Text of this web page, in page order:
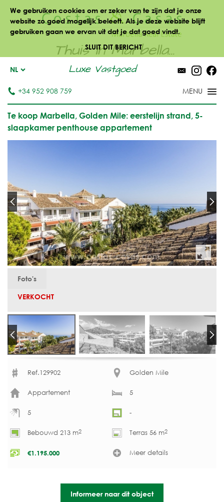
We gebruiken cookies om er zeker van te zijn dat je onze
website zo goed mogelijk beleeft. Als je deze website blijft
gebruiken gaan we ervan uit dat je dat goed vindt.
SLUIT DIT BERICHT
Thuis in Marbella...
Luxe Vastgoed
NL
+34 952 908 759
Te koop Marbella, Golden Mile: eerstelijn strand, 5-
slaapkamer penthouse appartement
Foto's
VERKOCHT
Ref.129902 Golden Mile
Appartement 5
5 -
Bebouwd 213 m2 Terras 56 m2
€1.195.000 Meer details
Informeer naar dit object